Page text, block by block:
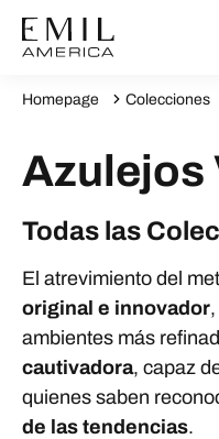
Homepage Colecciones
Azulejos
Todas las
El atrevimiento del
original e innovador
ambientes más
cautivadora, capaz
quienes saben
de las tendencias.